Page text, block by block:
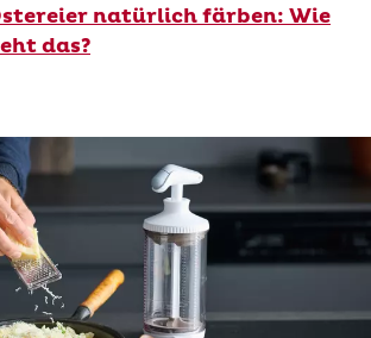
natürlich färben: Wie
das?